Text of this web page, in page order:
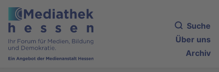
Suche
Über uns
Archiv